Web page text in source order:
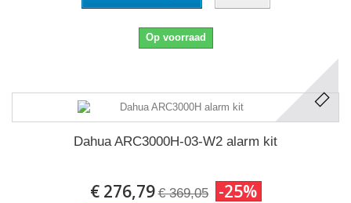
Op voorraad
Dahua ARC3000H-03-W2 alarm kit
€ 276,79 € 369,05 -25%